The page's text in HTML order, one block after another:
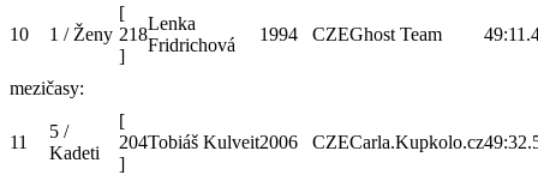
10 1 / Ženy
[
218
]
Lenka
Fridrichová
1994 CZEGhost Team
mezičasy:
11
5 /
Kadeti
[
204
]
Tobiáš Kulveit2006 CZECarla.Kupkolo.cz